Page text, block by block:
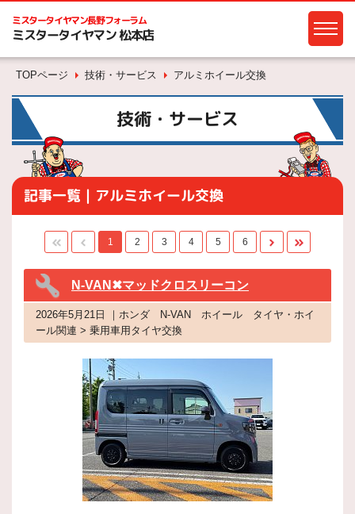
ミスタータイヤマン長野フォーラム
ミスタータイヤマン 松本店
TOPページ 技術・サービス アルミホイール交換
技術・サービス
記事一覧｜アルミホイール交換
1 2 3 4 5 6
N-VAN✖マッドクロスリーコン
2026年5月21日 ｜ホンダ N-VAN ホイール タイヤ・ホイ
ール関連 > 乗用車用タイヤ交換